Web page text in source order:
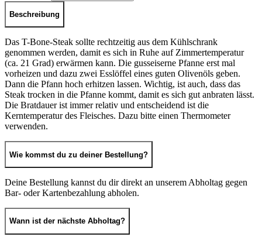
Beschreibung
Das T-Bone-Steak sollte rechtzeitig aus dem Kühlschrank
genommen werden, damit es sich in Ruhe auf Zimmertemperatur
(ca. 21 Grad) erwärmen kann. Die gusseiserne Pfanne erst mal
vorheizen und dazu zwei Esslöffel eines guten Olivenöls geben.
Dann die Pfann hoch erhitzen lassen. Wichtig, ist auch, dass das
Steak trocken in die Pfanne kommt, damit es sich gut anbraten lässt.
Die Bratdauer ist immer relativ und entscheidend ist die
Kerntemperatur des Fleisches. Dazu bitte einen Thermometer
verwenden.
Wie kommst du zu deiner Bestellung?
Deine Bestellung kannst du dir direkt an unserem Abholtag gegen
Bar- oder Kartenbezahlung abholen.
Wann ist der nächste Abholtag?